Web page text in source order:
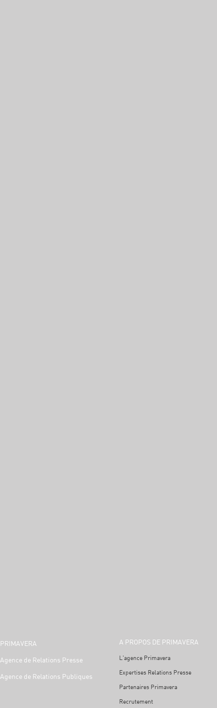
PRIMAVERA
Agence de Relations Presse
Agence de Relations Publiques
A PROPOS DE PRIMAVERA
L'agence Primavera
Expertises Relations Presse
Partenaires Primavera
Recrutement